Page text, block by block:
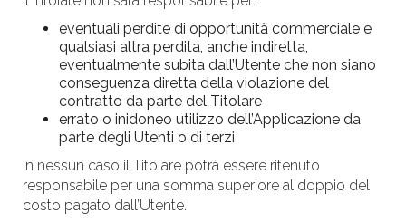
eventuali perdite di opportunità commerciale e
qualsiasi altra perdita, anche indiretta,
eventualmente subita dall’Utente che non siano
conseguenza diretta della violazione del
contratto da parte del Titolare
errato o inidoneo utilizzo dell’Applicazione da
parte degli Utenti o di terzi
In nessun caso il Titolare potrà essere ritenuto
responsabile per una somma superiore al doppio del
costo pagato dall’Utente.